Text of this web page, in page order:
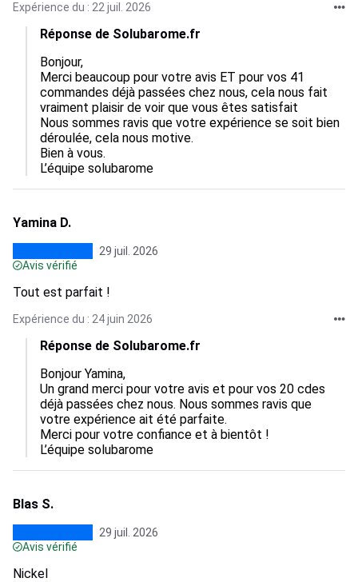
Expérience du : 22 juil. 2026
Réponse de Solubarome.fr
Bonjour,
Merci beaucoup pour votre avis ET pour vos 41
commandes déjà passées chez nous, cela nous fait
vraiment plaisir de voir que vous êtes satisfait
Nous sommes ravis que votre expérience se soit bien
déroulée, cela nous motive.
Bien à vous.
L’équipe solubarome
Yamina D.
29 juil. 2026
Avis vérifié
Tout est parfait !
Expérience du : 24 juin 2026
Réponse de Solubarome.fr
Bonjour Yamina,
Un grand merci pour votre avis et pour vos 20 cdes
déjà passées chez nous. Nous sommes ravis que
votre expérience ait été parfaite.
Merci pour votre confiance et à bientôt !
L’équipe solubarome
Blas S.
29 juil. 2026
Avis vérifié
Nickel